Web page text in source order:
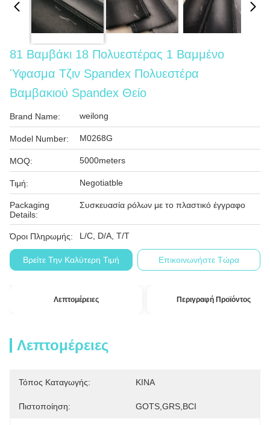
81 Βαμβάκι 18 Πολυεστέρας 1 Βαμμένο
Ύφασμα Τζιν Spandex Πολυεστέρα
Βαμβακιού Spandex Θείο
Brand Name: weilong
Model Number: M0268G
MOQ: 5000meters
Τιμή: Negotiatble
Packaging
Details:
Συσκευασία ρόλων με το πλαστικό έγγραφο
Όροι Πληρωμής: L/C, D/A, T/T
Βρείτε Την Καλύτερη Τιμή Επικοινωνήστε Τώρα
Λεπτομέρειες Περιγραφή Προϊόντος
Λεπτομέρειες
Τόπος Καταγωγής: ΚΙΝΑ
Πιστοποίηση: GOTS,GRS,BCI